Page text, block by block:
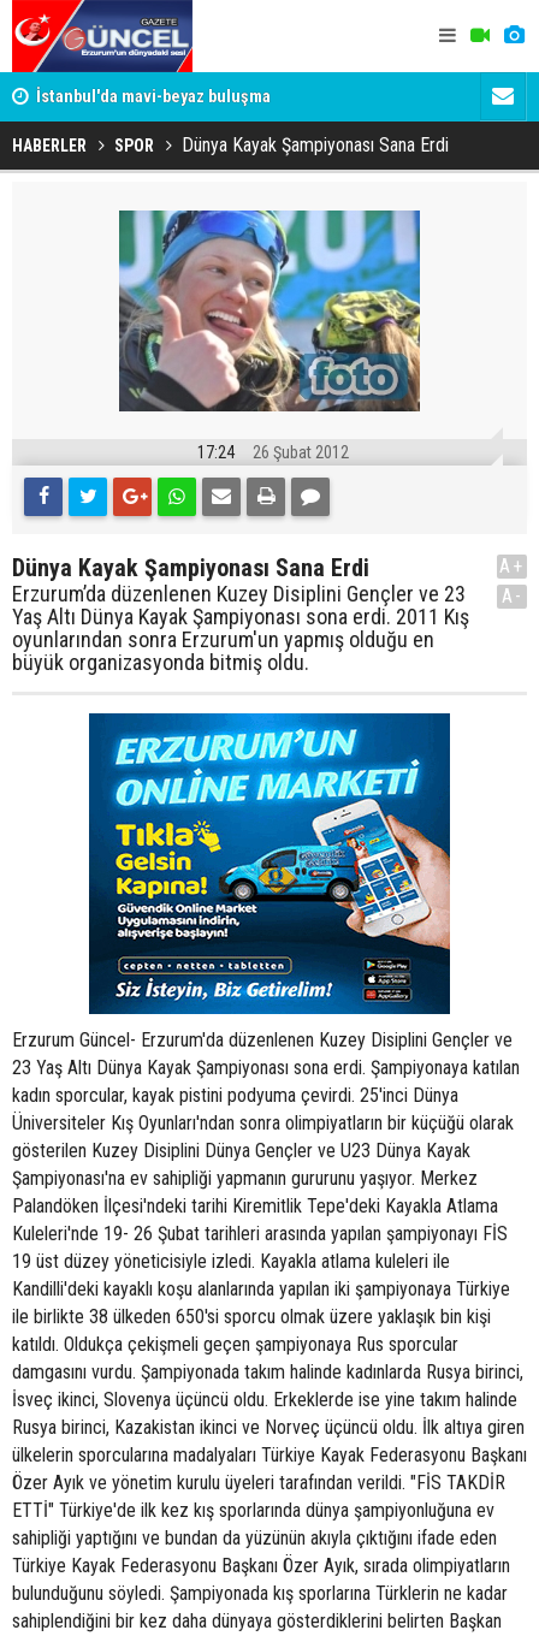
İstanbul'da mavi-beyaz buluşma
HABERLER SPOR Dünya Kayak Şampiyonası Sana Erdi
17:24 26 Şubat 2012
Dünya Kayak Şampiyonası Sana Erdi
Erzurum’da düzenlenen Kuzey Disiplini Gençler ve 23
Yaş Altı Dünya Kayak Şampiyonası sona erdi. 2011 Kış
oyunlarından sonra Erzurum'un yapmış olduğu en
büyük organizasyonda bitmiş oldu.
A+
A-
Erzurum Güncel- Erzurum'da düzenlenen Kuzey Disiplini Gençler ve
23 Yaş Altı Dünya Kayak Şampiyonası sona erdi. Şampiyonaya katılan
kadın sporcular, kayak pistini podyuma çevirdi. 25'inci Dünya
Üniversiteler Kış Oyunları'ndan sonra olimpiyatların bir küçüğü olarak
gösterilen Kuzey Disiplini Dünya Gençler ve U23 Dünya Kayak
Şampiyonası'na ev sahipliği yapmanın gururunu yaşıyor. Merkez
Palandöken İlçesi'ndeki tarihi Kiremitlik Tepe'deki Kayakla Atlama
Kuleleri'nde 19- 26 Şubat tarihleri arasında yapılan şampiyonayı FİS
19 üst düzey yöneticisiyle izledi. Kayakla atlama kuleleri ile
Kandilli'deki kayaklı koşu alanlarında yapılan iki şampiyonaya Türkiye
ile birlikte 38 ülkeden 650'si sporcu olmak üzere yaklaşık bin kişi
katıldı. Oldukça çekişmeli geçen şampiyonaya Rus sporcular
damgasını vurdu. Şampiyonada takım halinde kadınlarda Rusya birinci,
İsveç ikinci, Slovenya üçüncü oldu. Erkeklerde ise yine takım halinde
Rusya birinci, Kazakistan ikinci ve Norveç üçüncü oldu. İlk altıya giren
ülkelerin sporcularına madalyaları Türkiye Kayak Federasyonu Başkanı
Özer Ayık ve yönetim kurulu üyeleri tarafından verildi. "FİS TAKDİR
ETTİ" Türkiye'de ilk kez kış sporlarında dünya şampiyonluğuna ev
sahipliği yaptığını ve bundan da yüzünün akıyla çıktığını ifade eden
Türkiye Kayak Federasyonu Başkanı Özer Ayık, sırada olimpiyatların
bulunduğunu söyledi. Şampiyonada kış sporlarına Türklerin ne kadar
sahiplendiğini bir kez daha dünyaya gösterdiklerini belirten Başkan